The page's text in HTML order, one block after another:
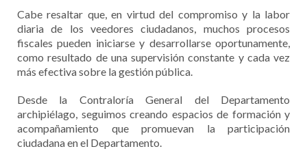
Cabe resaltar que, en virtud del compromiso y la labor
diaria de los veedores ciudadanos, muchos procesos
fiscales pueden iniciarse y desarrollarse oportunamente,
como resultado de una supervisión constante y cada vez
más efectiva sobre la gestión pública.
Desde la Contraloría General del Departamento
archipiélago, seguimos creando espacios de formación y
acompañamiento que promuevan la participación
ciudadana en el Departamento.